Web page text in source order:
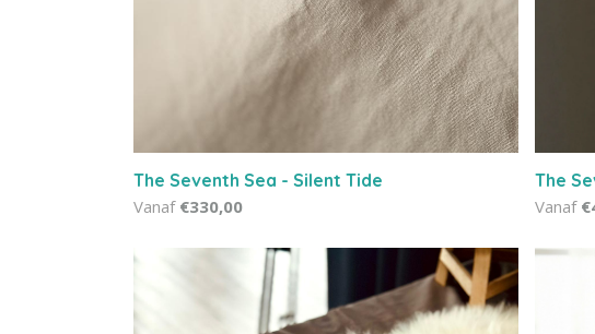
The Seventh Sea - Silent Tide
Vanaf€330,00
The
Vanaf